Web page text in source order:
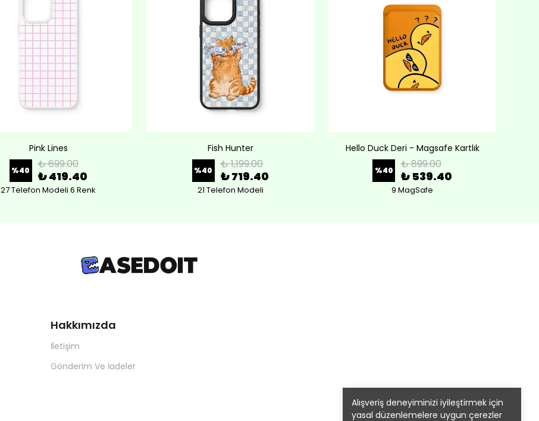
Alışveriş deneyiminizi iyileştirmek için
yasal düzenlemelere uygun çerezler
Pink Lines
%40 ₺ 699.00
₺ 419.40
27 Telefon Modeli 6 Renk
Fish Hunter
%40 ₺ 1,199.00
₺ 719.40
21 Telefon Modeli
Hello Duck Deri - Magsafe Kartlık
%40 ₺ 899.00
₺ 539.40
9 MagSafe
Hakkımızda
İletişim
Gönderim Ve İadeler